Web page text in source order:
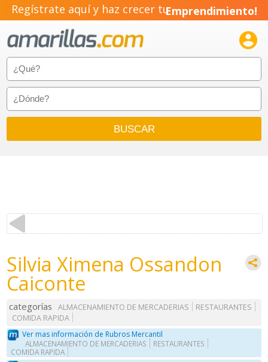
Regístrate aquí y haz crecer tuEmprendimiento!

Silvia Ximena Ossandon
Caiconte
categorías ALMACENAMIENTO DE MERCADERIAS
RESTAURANTES
COMIDA RAPIDA
Ver mas información de Rubros Mercantil
ALMACENAMIENTO DE MERCADERIAS
RESTAURANTES
COMIDA RAPIDA